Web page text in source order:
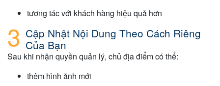
tương tác với khách hàng hiệu quả hơn
Cập Nhật Nội Dung Theo Cách Riêng
Của Bạn
Sau khi nhận quyền quản lý, chủ địa điểm có thể:
thêm hình ảnh mới